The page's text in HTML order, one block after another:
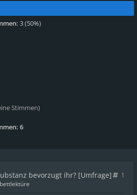
3(50%)
Stimmen)
6
bevorzugt ihr? [Umfrage]
1